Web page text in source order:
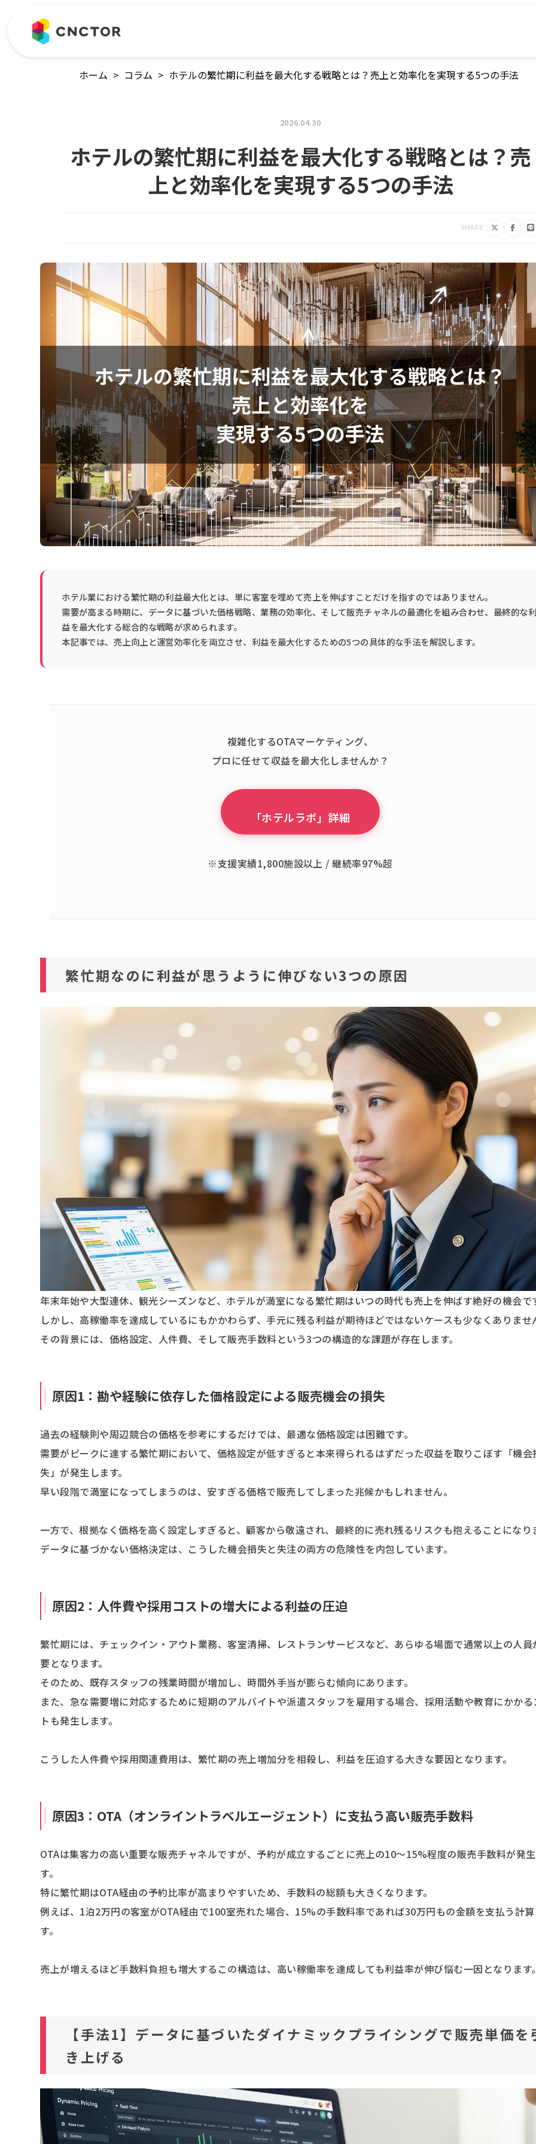
ホーム > コラム > ホテルの繁忙期に利益を最大化する戦略とは？売上と効率化を実現する5つの手法
2026.04.30
ホテルの繁忙期に利益を最大化する戦略とは？売
上と効率化を実現する5つの手法
SHARE
ホテル業における繁忙期の利益最大化とは、単に客室を埋めて売上を伸ばすことだけを指すのではありません。
需要が高まる時期に、データに基づいた価格戦略、業務の効率化、そして販売チャネルの最適化を組み合わせ、最終的な利
益を最大化する総合的な戦略が求められます。
本記事では、売上向上と運営効率化を両立させ、利益を最大化するための5つの具体的な手法を解説します。
複雑化するOTAマーケティング、
プロに任せて収益を最大化しませんか？
「ホテルラボ」詳細
※支援実績1,800施設以上 / 継続率97%超
繁忙期なのに利益が思うように伸びない3つの原因
年末年始や大型連休、観光シーズンなど、ホテルが満室になる繁忙期はいつの時代も売上を伸ばす絶好の機会で
しかし、高稼働率を達成しているにもかかわらず、手元に残る利益が期待ほどではないケースも少なくありませ
その背景には、価格設定、人件費、そして販売手数料という3つの構造的な課題が存在します。
原因1：勘や経験に依存した価格設定による販売機会の損失
過去の経験則や周辺競合の価格を参考にするだけでは、最適な価格設定は困難です。
需要がピークに達する繁忙期において、価格設定が低すぎると本来得られるはずだった収益を取りこぼす「機会
失」が発生します。
早い段階で満室になってしまうのは、安すぎる価格で販売してしまった兆候かもしれません。
一方で、根拠なく価格を高く設定しすぎると、顧客から敬遠され、最終的に売れ残るリスクも抱えることになり
データに基づかない価格決定は、こうした機会損失と失注の両方の危険性を内包しています。
原因2：人件費や採用コストの増大による利益の圧迫
繁忙期には、チェックイン・アウト業務、客室清掃、レストランサービスなど、あらゆる場面で通常以上の人員
要となります。
そのため、既存スタッフの残業時間が増加し、時間外手当が膨らむ傾向にあります。
また、急な需要増に対応するために短期のアルバイトや派遣スタッフを雇用する場合、採用活動や教育にかかる
トも発生します。
こうした人件費や採用関連費用は、繁忙期の売上増加分を相殺し、利益を圧迫する大きな要因となります。
原因3：OTA（オンライントラベルエージェント）に支払う高い販売手数料
OTAは集客力の高い重要な販売チャネルですが、予約が成立するごとに売上の10〜15%程度の販売手数料が発
す。
特に繁忙期はOTA経由の予約比率が高まりやすいため、手数料の総額も大きくなります。
例えば、1泊2万円の客室がOTA経由で100室売れた場合、15%の手数料率であれば30万円もの金額を支払う計
す。
売上が増えるほど手数料負担も増大するこの構造は、高い稼働率を達成しても利益率が伸び悩む一因となります
【手法1】データに基づいたダイナミックプライシングで販売単価を
き上げる